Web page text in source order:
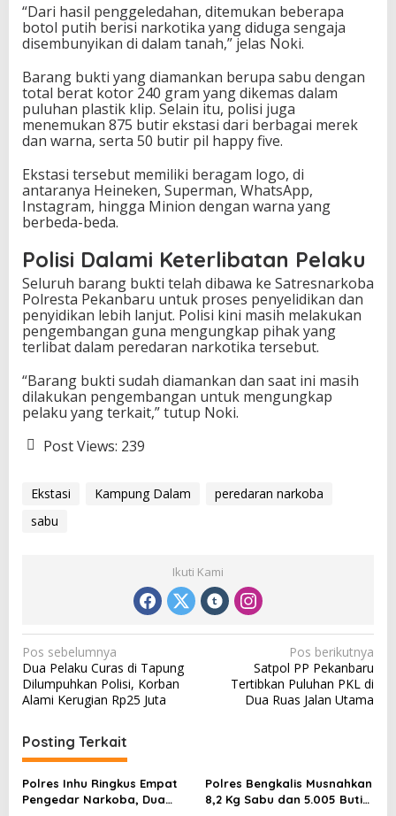
“Dari hasil penggeledahan, ditemukan beberapa
botol putih berisi narkotika yang diduga sengaja
disembunyikan di dalam tanah,” jelas Noki.
Barang bukti yang diamankan berupa sabu dengan
total berat kotor 240 gram yang dikemas dalam
puluhan plastik klip. Selain itu, polisi juga
menemukan 875 butir ekstasi dari berbagai merek
dan warna, serta 50 butir pil happy five.
Ekstasi tersebut memiliki beragam logo, di
antaranya Heineken, Superman, WhatsApp,
Instagram, hingga Minion dengan warna yang
berbeda-beda.
Polisi Dalami Keterlibatan Pelaku
Seluruh barang bukti telah dibawa ke Satresnarkoba
Polresta Pekanbaru untuk proses penyelidikan dan
penyidikan lebih lanjut. Polisi kini masih melakukan
pengembangan guna mengungkap pihak yang
terlibat dalam peredaran narkotika tersebut.
“Barang bukti sudah diamankan dan saat ini masih
dilakukan pengembangan untuk mengungkap
pelaku yang terkait,” tutup Noki.
Post Views: 239
Ekstasi Kampung Dalam
peredaran narkoba
sabu
Ikuti Kami
N
a
v
g
a
s
Pos sebelumnya
Dua Pelaku Curas di Tapung
Dilumpuhkan Polisi, Korban
Alami Kerugian Rp25 Juta
Pos berikutnya
Satpol PP Pekanbaru
Tertibkan Puluhan PKL di
Dua Ruas Jalan Utama
Posting Terkait
Polres Inhu Ringkus Empat
Pengedar Narkoba, Dua
Polres Bengkalis Musnahkan
8,2 Kg Sabu dan 5.005 Butir